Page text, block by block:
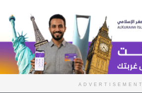
ADVERTISEMENT